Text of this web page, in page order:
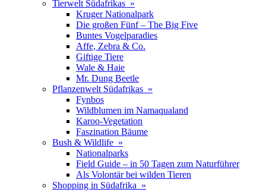
Tierwelt Südafrikas »
Kruger Nationalpark
Die großen Fünf – The Big Five
Buntes Vogelparadies
Affe, Zebra & Co.
Giftige Tiere
Wale & Haie
Mr. Dung Beetle
Pflanzenwelt Südafrikas »
Fynbos
Wildblumen im Namaqualand
Karoo-Vegetation
Faszination Bäume
Bush & Wildlife »
Nationalparks
Field Guide – in 50 Tagen zum Naturführer
Als Volontär bei wilden Tieren
Shopping in Südafrika »